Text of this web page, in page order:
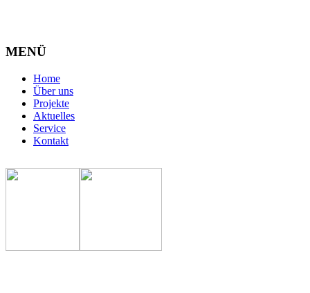
MENÜ
Home
Über uns
Projekte
Aktuelles
Service
Kontakt